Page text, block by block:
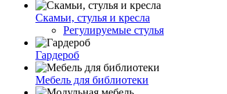
Скамьи, стулья и кресла
Регулируемые стулья
Гардероб
Мебель для библиотеки